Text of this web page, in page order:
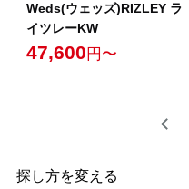
Weds(ウェッズ)RIZLEY ラ
イツレーKW
47,600 円〜
探し方を変える